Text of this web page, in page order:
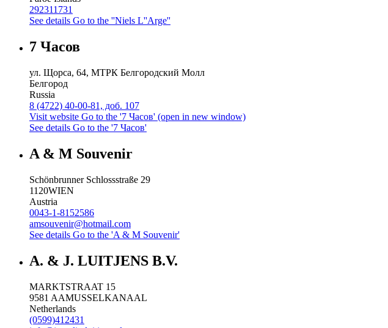
292311731
See details Go to the ''Niels L''Arge''
7 Часов
ул. Щорса, 64, МТРК Белгородский Молл
Белгород
Russia
8 (4722) 40-00-81, доб. 107
Visit website Go to the '7 Часов' (open in new window)
See details Go to the '7 Часов'
A & M Souvenir
Schönbrunner Schlossstraße 29
1120WIEN
Austria
0043-1-8152586
amsouvenir@hotmail.com
See details Go to the 'A & M Souvenir'
A. & J. LUITJENS B.V.
MARKTSTRAAT 15
9581 AAMUSSELKANAAL
Netherlands
(0599)412431